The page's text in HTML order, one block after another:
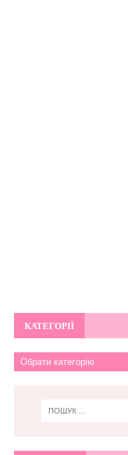
КАТЕГОРІЇ